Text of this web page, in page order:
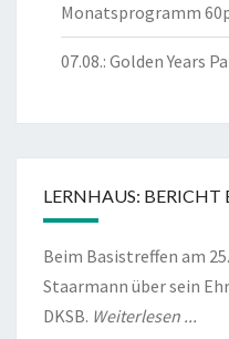
Monatsprogramm
07.08.: Golden Years
LERNHAUS: BERICHT
Beim Basistreffen am
Staarmann über sein
DKSB. Weiterlesen ...